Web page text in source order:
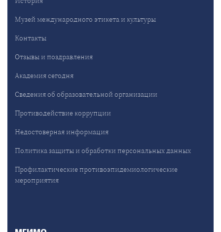
Музей международного этикета и культуры
Контакты
Отзывы и поздравления
Академия сегодня
Сведения об образовательной организации
Противодействие коррупции
Недостоверная информация
Политика защиты и обработки персональных данных
Профилактические противоэпидемиологические
мероприятия